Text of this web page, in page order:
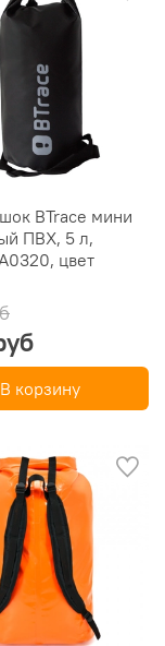
BTrace мини
ПВХ, 5 л,
цвет
В корзину